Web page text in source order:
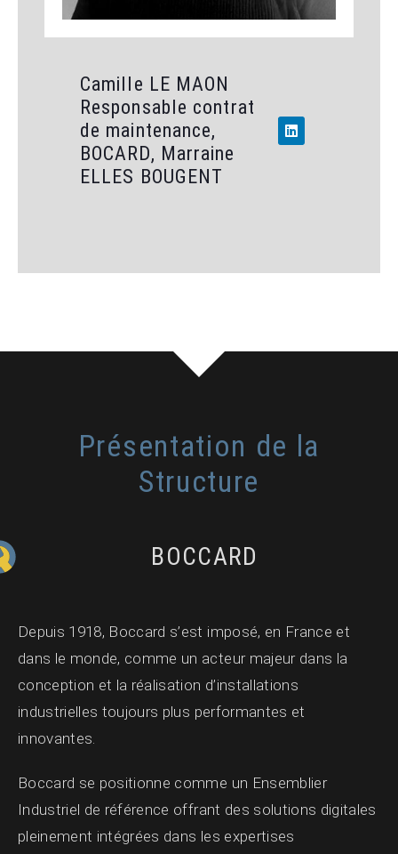
Camille LE MAON
Responsable contrat
de maintenance,
BOCARD, Marraine
ELLES BOUGENT
Présentation de la
Structure
BOCCARD
Depuis 1918, Boccard s’est imposé, en France et
dans le monde, comme un acteur majeur dans la
conception et la réalisation d’installations
industrielles toujours plus performantes et
innovantes.
Boccard se positionne comme un Ensemblier
Industriel de référence offrant des solutions digitales
pleinement intégrées dans les expertises